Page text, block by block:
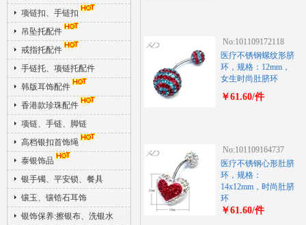
项链扣、手链扣
吊坠托配件
戒指托配件
手链托、项链托配件
韩版耳饰配件
香港款珍珠配件
项链、手链、脚链
高档银扣首饰绳
泰银饰品
银手镯、平安锁、餐具
镶玉、镶锆石耳饰
银饰保养:擦银布、洗银水
No:101109172118
医疗不锈钢螺纹形脐
环，规格：12mm，
女生时尚肚脐环
￥61.60/件
No:101109164737
医疗不锈钢心形肚脐
环，规格：
14x12mm，时尚肚脐
环
￥61.60/件